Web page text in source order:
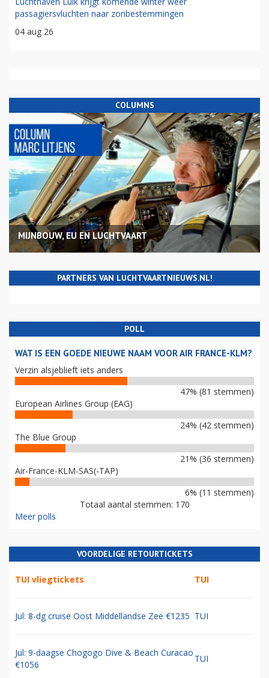
passagiersvluchten naar zonbestemmingen
04 aug 26
COLUMNS
MIJNBOUW, EU EN LUCHTVAART
PARTNERS VAN LUCHTVAARTNIEUWS.NL!
POLL
WAT IS EEN GOEDE NIEUWE NAAM VOOR AIR FRANCE-KLM?
Verzin alsjeblieft iets anders
47% (81 stemmen)
European Airlines Group (EAG)
24% (42 stemmen)
The Blue Group
21% (36 stemmen)
Air-France-KLM-SAS(-TAP)
6% (11 stemmen)
Totaal aantal stemmen: 170
Meer polls
VOORDELIGE RETOURTICKETS
TUI vliegtickets TUI
Jul: 8-dg cruise Oost Middellandse Zee €1235 TUI
Jul: 9-daagse Chogogo Dive & Beach Curacao
€1056
TUI